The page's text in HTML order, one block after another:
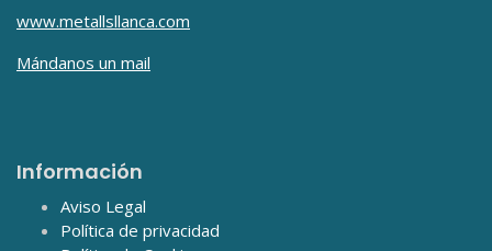
www.metallsllanca.com
Mándanos un mail
Información
Aviso Legal
Política de privacidad